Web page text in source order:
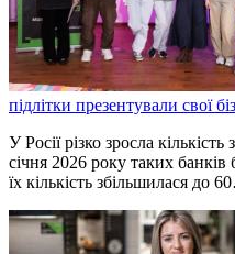
підлітки презентували свої
У Росії різко зросла
січня 2026 року таких
їх кількість збільшилася до